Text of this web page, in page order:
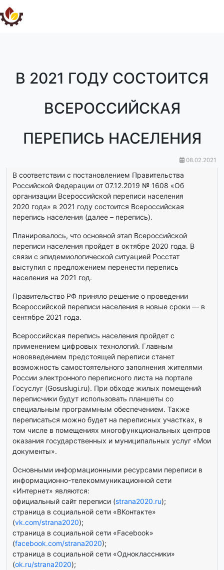
В 2021 ГОДУ СОСТОИТСЯ
ВСЕРОССИЙСКАЯ
ПЕРЕПИСЬ НАСЕЛЕНИЯ
08.02.2021
В соответствии с постановлением Правительства
Российской Федерации от 07.12.2019 № 1608 «Об
организации Всероссийской переписи населения
2020 года» в 2021 году состоится Всероссийская
перепись населения (далее – перепись).
Планировалось, что основной этап Всероссийской
переписи населения пройдет в октябре 2020 года. В
связи с эпидемиологической ситуацией Росстат
выступил с предложением перенести перепись
населения на 2021 год.
Правительство РФ приняло решение о проведении
Всероссийской переписи населения в новые сроки — в
сентябре 2021 года.
Всероссийская перепись населения пройдет с
применением цифровых технологий. Главным
нововведением предстоящей переписи станет
возможность самостоятельного заполнения жителями
России электронного переписного листа на портале
Госуслуг (Gosuslugi.ru). При обходе жилых помещений
переписчики будут использовать планшеты со
специальным программным обеспечением. Также
переписаться можно будет на переписных участках, в
том числе в помещениях многофункциональных центров
оказания государственных и муниципальных услуг «Мои
документы».
Основными информационными ресурсами переписи в
информационно-телекоммуникационной сети
«Интернет» являются:
официальный сайт переписи (strana2020.ru);
страница в социальной сети «ВКонтакте»
(vk.com/strana2020);
страница в социальной сети «Facebook»
(facebook.com/strana2020);
страница в социальной сети «Одноклассники»
(ok.ru/strana2020);